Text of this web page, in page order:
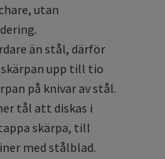
utan
än stål, därför
upp till tio
på knivar av stål.
tål att diskas i
skärpa, till
med stålblad.